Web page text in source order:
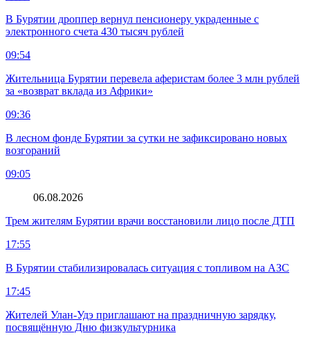
В Бурятии дроппер вернул пенсионеру украденные с
электронного счета 430 тысяч рублей
09:54
Жительница Бурятии перевела аферистам более 3 млн рублей
за «возврат вклада из Африки»
09:36
В лесном фонде Бурятии за сутки не зафиксировано новых
возгораний
09:05
06.08.2026
Трем жителям Бурятии врачи восстановили лицо после ДТП
17:55
В Бурятии стабилизировалась ситуация с топливом на АЗС
17:45
Жителей Улан-Удэ приглашают на праздничную зарядку,
посвящённую Дню физкультурника